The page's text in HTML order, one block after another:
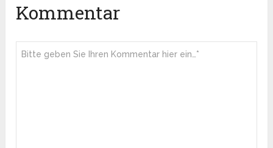
Kommentar